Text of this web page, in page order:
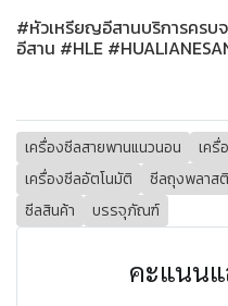
#หัวเหรียญอีสานบริการครบ
อีสาน #HLE
เครื่องซีลสายพานแนวนอน เครื่
เครื่องซีลอัตโนมัติ
ซีลถุงพลาส
ซีลสินค้า
บรรจุภัณฑ์
คะแนน